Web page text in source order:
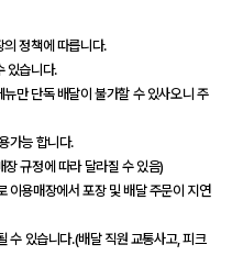
정책에 따릅니다.
있습니다.
만 단독 배달이 불가할 수 있사오니 주
가능 합니다.
규정에 따라 달라질 수 있음)
이용매장에서 포장 및 배달 주문이 지연
수 있습니다.(배달 직원 교통사고, 피크